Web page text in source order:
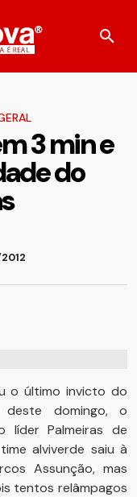
3 min e
do
o último invicto do
deste domingo, o
líder Palmeiras de
alviverde saiu à
Assunção, mas
tentos relâmpagos